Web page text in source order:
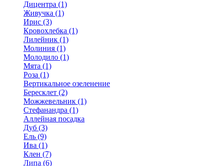
Дицентра (1)
Живучка (1)
Ирис (3)
Кровохлебка (1)
Лилейник (1)
Молиния (1)
Молодило (1)
Мята (1)
Роза (1)
Вертикальное озеленение
Бересклет (2)
Можжевельник (1)
Стефанандра (1)
Аллейная посадка
Дуб (3)
Ель (9)
Ива (1)
Клен (7)
Липа (6)